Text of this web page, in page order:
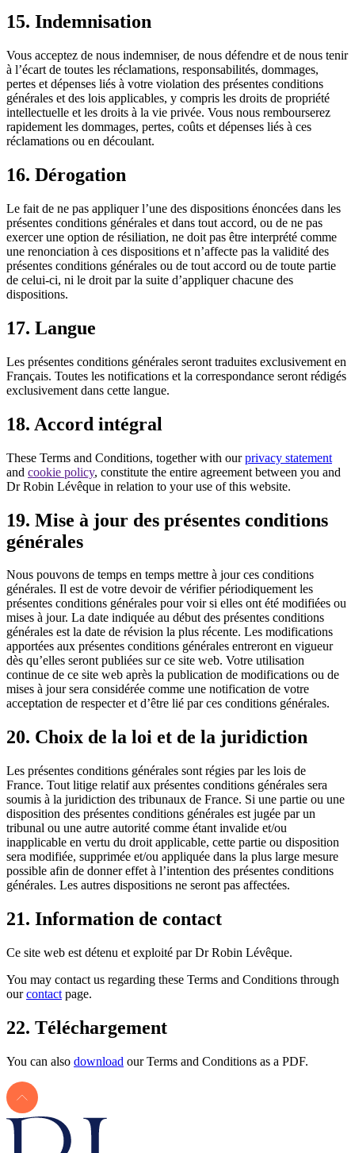
15. Indemnisation
Vous acceptez de nous indemniser, de nous défendre et de nous tenir
à l’écart de toutes les réclamations, responsabilités, dommages,
pertes et dépenses liés à votre violation des présentes conditions
générales et des lois applicables, y compris les droits de propriété
intellectuelle et les droits à la vie privée. Vous nous rembourserez
rapidement les dommages, pertes, coûts et dépenses liés à ces
réclamations ou en découlant.
16. Dérogation
Le fait de ne pas appliquer l’une des dispositions énoncées dans les
présentes conditions générales et dans tout accord, ou de ne pas
exercer une option de résiliation, ne doit pas être interprété comme
une renonciation à ces dispositions et n’affecte pas la validité des
présentes conditions générales ou de tout accord ou de toute partie
de celui-ci, ni le droit par la suite d’appliquer chacune des
dispositions.
17. Langue
Les présentes conditions générales seront traduites exclusivement en
Français. Toutes les notifications et la correspondance seront rédigés
exclusivement dans cette langue.
18. Accord intégral
These Terms and Conditions, together with ourprivacy statement
and cookie policy, constitute the entire agreement between you and
Dr Robin Lévêque in relation to your use of this website.
19. Mise à jour des présentes conditions
générales
Nous pouvons de temps en temps mettre à jour ces conditions
générales. Il est de votre devoir de vérifier périodiquement les
présentes conditions générales pour voir si elles ont été modifiées ou
mises à jour. La date indiquée au début des présentes conditions
générales est la date de révision la plus récente. Les modifications
apportées aux présentes conditions générales entreront en vigueur
dès qu’elles seront publiées sur ce site web. Votre utilisation
continue de ce site web après la publication de modifications ou de
mises à jour sera considérée comme une notification de votre
acceptation de respecter et d’être lié par ces conditions générales.
20. Choix de la loi et de la juridiction
Les présentes conditions générales sont régies par les lois de
France. Tout litige relatif aux présentes conditions générales sera
soumis à la juridiction des tribunaux de France. Si une partie ou une
disposition des présentes conditions générales est jugée par un
tribunal ou une autre autorité comme étant invalide et/ou
inapplicable en vertu du droit applicable, cette partie ou disposition
sera modifiée, supprimée et/ou appliquée dans la plus large mesure
possible afin de donner effet à l’intention des présentes conditions
générales. Les autres dispositions ne seront pas affectées.
21. Information de contact
Ce site web est détenu et exploité par Dr Robin Lévêque.
You may contact us regarding these Terms and Conditions through
ourcontact page.
22. Téléchargement
You can also download our Terms and Conditions as a PDF.